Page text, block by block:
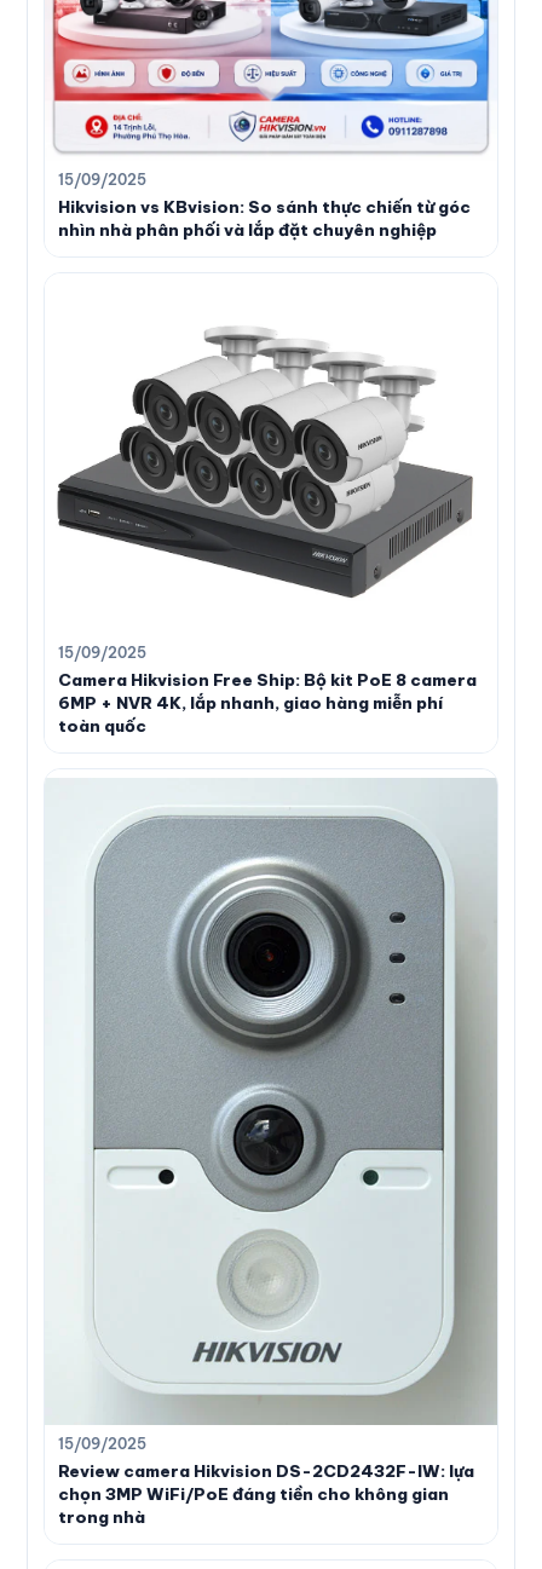
15/09/2025
Hikvision vs KBvision: So sánh thực chiến từ góc
nhìn nhà phân phối và lắp đặt chuyên nghiệp
15/09/2025
Camera Hikvision Free Ship: Bộ kit PoE 8 camera
6MP + NVR 4K, lắp nhanh, giao hàng miễn phí
toàn quốc
15/09/2025
Review camera Hikvision DS-2CD2432F-IW: lựa
chọn 3MP WiFi/PoE đáng tiền cho không gian
trong nhà